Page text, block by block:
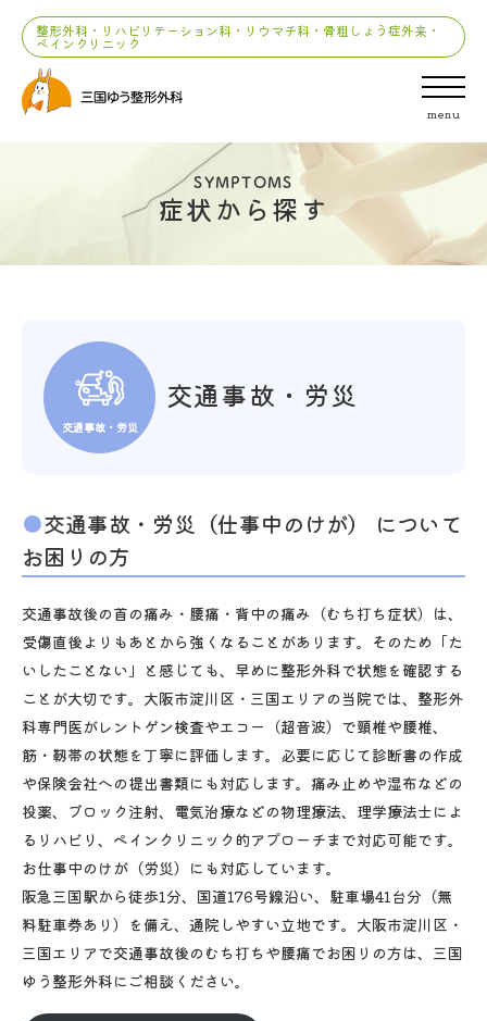
整形外科・リハビリテーション科・リウマチ科・骨粗しょう症外来・
ペインクリニック
menu
SYMPTOMS
症状から探す
交通事故・労災
交通事故・労災
交通事故・労災（仕事中のけが） について
お困りの方
交通事故後の首の痛み・腰痛・背中の痛み（むち打ち症状）は、
受傷直後よりもあとから強くなることがあります。そのため「た
いしたことない」と感じても、早めに整形外科で状態を確認する
ことが大切です。大阪市淀川区・三国エリアの当院では、整形外
科専門医がレントゲン検査やエコー（超音波）で頸椎や腰椎、
筋・靱帯の状態を丁寧に評価します。必要に応じて診断書の作成
や保険会社への提出書類にも対応します。痛み止めや湿布などの
投薬、ブロック注射、電気治療などの物理療法、理学療法士によ
るリハビリ、ペインクリニック的アプローチまで対応可能です。
お仕事中のけが（労災）にも対応しています。
阪急三国駅から徒歩1分、国道176号線沿い、駐車場41台分（無
料駐車券あり）を備え、通院しやすい立地です。大阪市淀川区・
三国エリアで交通事故後のむち打ちや腰痛でお困りの方は、三国
ゆう整形外科にご相談ください。